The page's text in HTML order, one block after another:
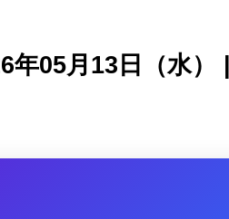
05月13日（水）